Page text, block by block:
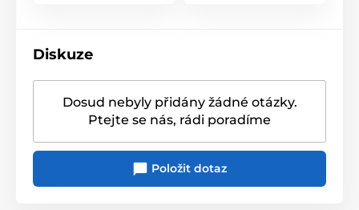
Diskuze
Dosud nebyly přidány žádné otázky.
Ptejte se nás, rádi poradíme
Položit dotaz